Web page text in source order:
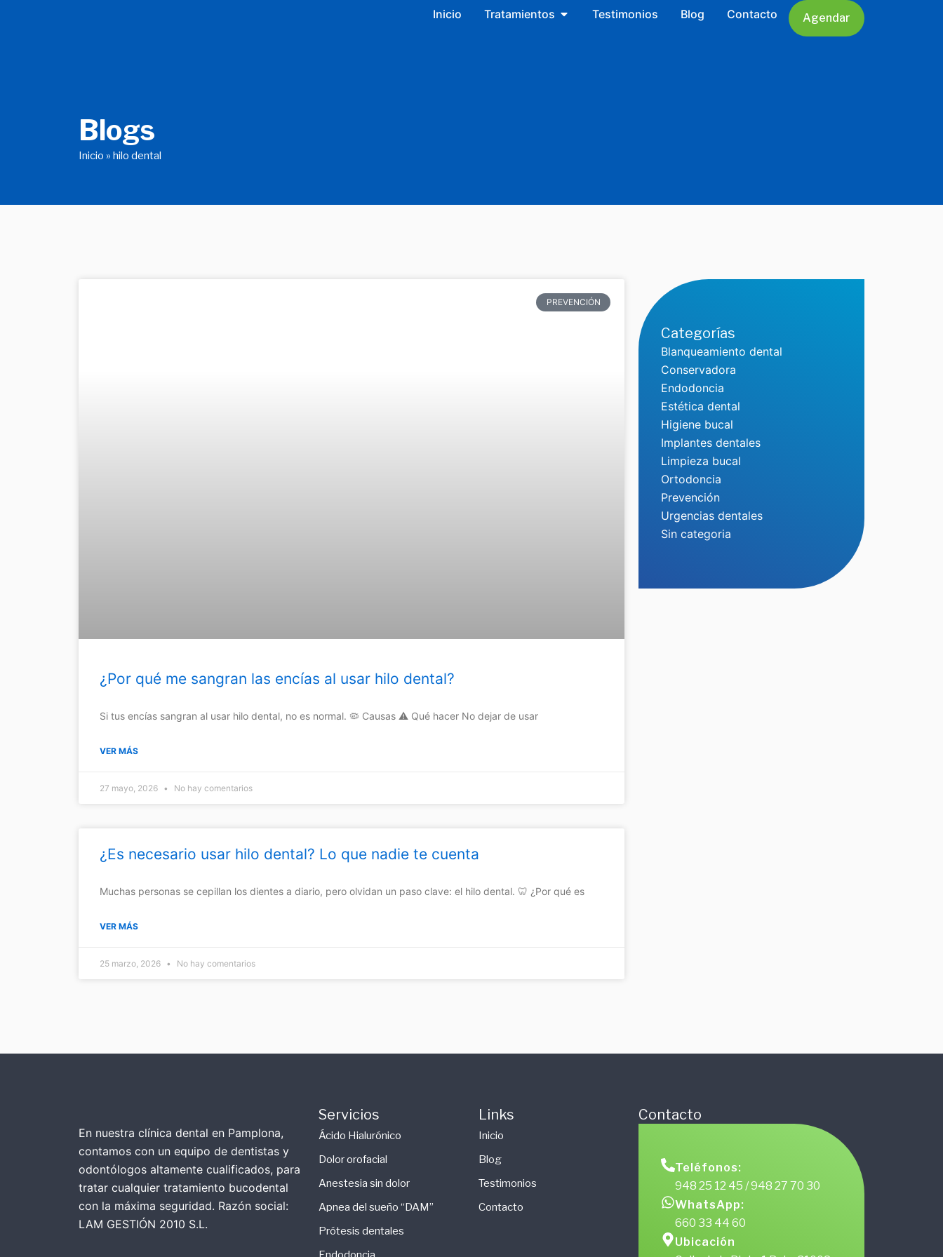
Inicio Tratamientos Open Tratamientos
Testimonios Blog Contacto Agendar
Blogs
Inicio » hilo dental
PREVENCIÓN
¿Por qué me sangran las encías al usar hilo dental?
Si tus encías sangran al usar hilo dental, no es normal. 🦠 Causas ⚠️ Qué hacer No dejar de usar
VER MÁS
27 mayo, 2026 No hay comentarios
¿Es necesario usar hilo dental? Lo que nadie te cuenta
Muchas personas se cepillan los dientes a diario, pero olvidan un paso clave: el hilo dental. 🦷 ¿Por qué es
VER MÁS
25 marzo, 2026 No hay comentarios
Categorías
Blanqueamiento dental
Conservadora
Endodoncia
Estética dental
Higiene bucal
Implantes dentales
Limpieza bucal
Ortodoncia
Prevención
Urgencias dentales
Sin categoria
En nuestra clínica dental en Pamplona,
contamos con un equipo de dentistas y
odontólogos altamente cualificados, para
tratar cualquier tratamiento bucodental
con la máxima seguridad. Razón social:
LAM GESTIÓN 2010 S.L.
Servicios
Ácido Hialurónico
Dolor orofacial
Anestesia sin dolor
Apnea del sueño “DAM”
Prótesis dentales
Links
Inicio
Blog
Testimonios
Contacto
Contacto
Teléfonos:
948 25 12 45 / 948 27 70 30
WhatsApp:
660 33 44 60
Ubicación